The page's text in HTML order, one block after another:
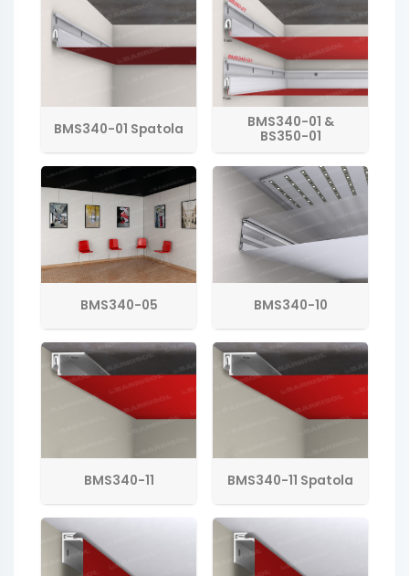
BMS340-01 Spatola
BMS340-01 &
BS350-01
BMS340-05 BMS340-10
BMS340-11 BMS340-11 Spatola